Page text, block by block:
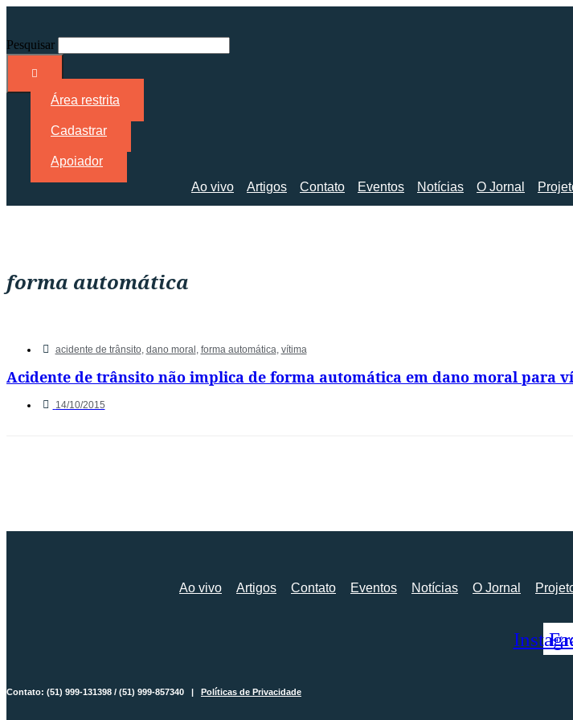
Pesquisar
Área restrita
Cadastrar
Apoiador
Ao vivo
Artigos Contato Eventos Notícias O Jornal
forma automática
acidente de trânsito, dano moral , forma automática, vítima
Acidente de trânsito não implica de forma automática em dano moral para
14/10/2015
Ao vivo Artigos Contato Eventos Notícias O Jornal
Contato: (51) 999-131398 / (51) 999-857340 | Políticas de Privacidade